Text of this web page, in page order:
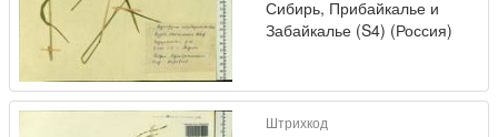
Сибирь, Прибайкалье и
Забайкалье (S4) (Россия)
Штрихкод